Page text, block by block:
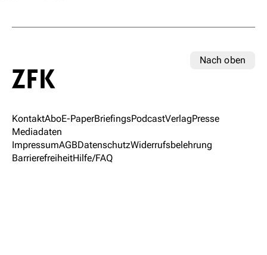
Nach oben
KontaktAboE-PaperBriefingsPodcastVerlagPresse
Mediadaten
ImpressumAGBDatenschutzWiderrufsbelehrung
BarrierefreiheitHilfe/FAQ